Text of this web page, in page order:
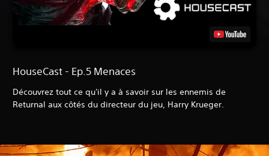
HouseCast - Ep.5 Menaces
Découvrez tout ce qu'il y a à savoir sur les ennemis de
Returnal aux côtés du directeur du jeu, Harry Krueger.